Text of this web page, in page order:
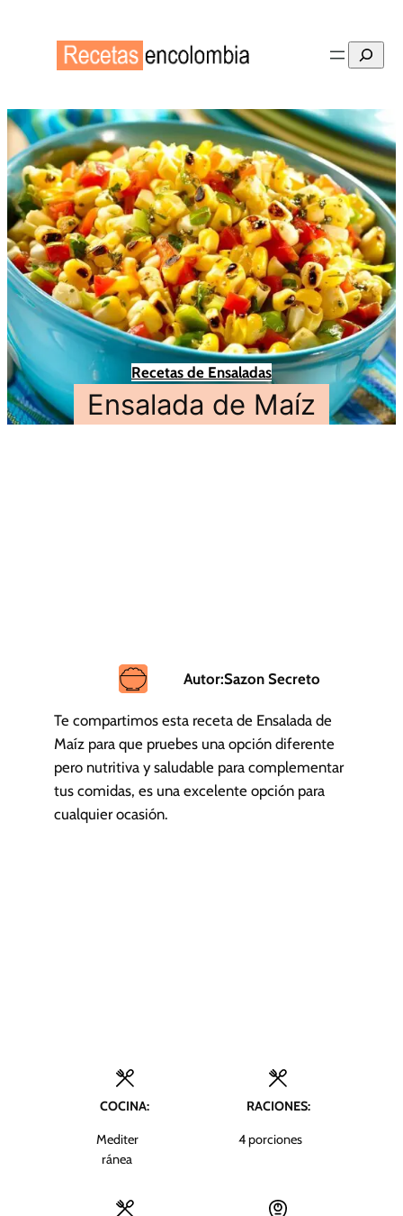
Buscar
Recetas de Ensaladas
Ensalada de Maíz
Autor:Sazon Secreto
Te compartimos esta receta de Ensalada de
Maíz para que pruebes una opción diferente
pero nutritiva y saludable para complementar
tus comidas, es una excelente opción para
cualquier ocasión.
COCINA:
Mediter
ránea
RACIONES:
4porciones